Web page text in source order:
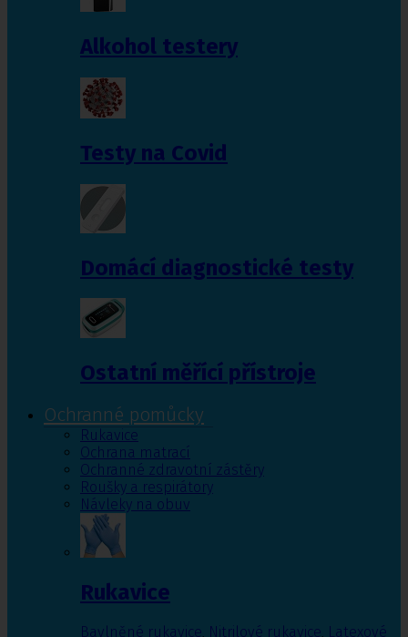
Alkohol testery
Testy na Covid
Domácí diagnostické testy
Ostatní měřící přístroje
Ochranné pomůcky
Rukavice
Ochrana matrací
Ochranné zdravotní zástěry
Roušky a respirátory
Návleky na obuv
Rukavice
Bavlněné rukavice, Nitrilové rukavice, Latexové